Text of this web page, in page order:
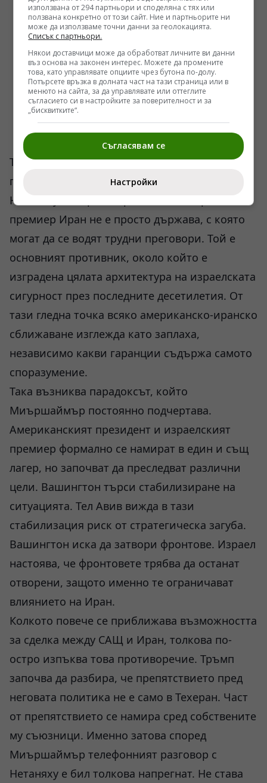
Това е прагматична логика, но тя влиза в
пряко противоречие с начина, по който
Нетаняху възприема региона. За израелския
премиер Иран не е просто държава, с която
могат да се водят трудни преговори. Той е
основният противник, около който е
изградена цялата архитектура на израелската
сигурност през последните десетилетия. От
тази гледна точка всяко американско-иранско
сближаване изглежда като заплаха,
независимо какви гаранции съдържа самото
споразумение.
Така възниква парадоксът, който
Миършаймър постоянно подчертава.
Американският президент и израелският
премиер формално се намират в един и същ
лагер, но започват да преследват различни
цели. Вашингтон търси стабилизиране на
ситуацията. Тел Авив вижда в тази
стабилизация риск от стратегическа загуба.
Вашингтон иска да затвори фронтове. Израел
настоява, че фронтовете трябва да останат
отворени, защото именно те ограничават
влиянието на Иран.
Колкото повече се приближава възможността
за сделка между САЩ и Иран, толкова по-
остро изпъква това противоречие. Тръмп
започва да разбира, че препятствието пред
неговата политика не е само в Техеран. Част
от препятствието се намира сред собствените
му съюзници. Именно затова според
Миършаймър телефонният разговор с
Нетаняху е бил толкова напрегнат. Не става
използвана от 294 партньори и споделяна с тях или
ползвана конкретно от този сайт. Ние и партньорите ни
може да използваме точни данни за геолокацията.
Списък с партньори.
Някои доставчици може да обработват личните ви данни
въз основа на законен интерес. Можете да промените
това, като управлявате опциите чрез бутона по-долу.
Потърсете връзка в долната част на тази страница или в
менюто на сайта, за да управлявате или оттеглите
съгласието си в настройките за поверителност и за
„бисквитките“.
Съгласявам се
Настройки